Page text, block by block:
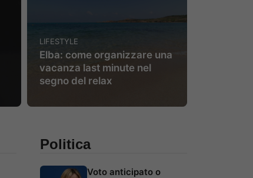
LIFESTYLE
Elba: come organizzare una
vacanza last minute nel
segno del relax
Politica
Voto anticipato o